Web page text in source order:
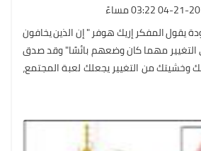
2017 03:22 مساءً
يقول المفكر إريك هوفر " إن الذين يخافون
مهما كان وضعهم بائسًا" وقد صدق
من التغيير يجعلك لعبة المجتمع،